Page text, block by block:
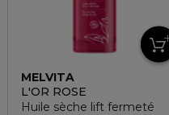
MELVITA
L'OR ROSE
Huile sèche lift fermeté